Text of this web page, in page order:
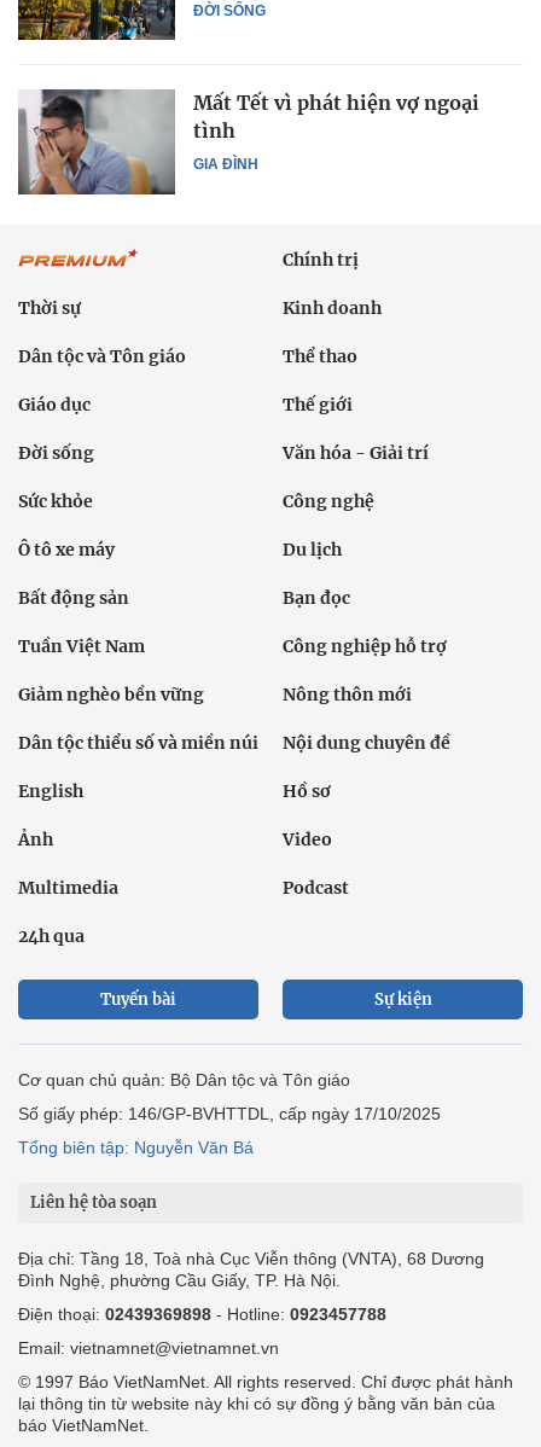
ĐỜI SỐNG
GIA ĐÌNH
Mất Tết vì phát hiện vợ ngoại
tình
Chính trị
Thời sự Kinh doanh
Dân tộc và Tôn giáo Thể thao
Giáo dục Thế giới
Đời sống Văn hóa - Giải trí
Sức khỏe Công nghệ
Ô tô xe máy Du lịch
Bất động sản Bạn đọc
Tuần Việt Nam Công nghiệp hỗ trợ
Giảm nghèo bền vững Nông thôn mới
Dân tộc thiểu số và miền núi Nội dung chuyên đề
English Hồ sơ
Ảnh Video
Multimedia Podcast
24h qua
Tuyến bài Sự kiện
Cơ quan chủ quản: Bộ Dân tộc và Tôn giáo
Số giấy phép: 146/GP-BVHTTDL, cấp ngày 17/10/2025
Tổng biên tập: Nguyễn Văn Bá
Liên hệ tòa soạn
Địa chỉ: Tầng 18, Toà nhà Cục Viễn thông (VNTA), 68 Dương
Đình Nghệ, phường Cầu Giấy, TP. Hà Nội.
Điện thoại: 02439369898 - Hotline: 0923457788
Email: vietnamnet@vietnamnet.vn
© 1997 Báo VietNamNet. All rights reserved. Chỉ được phát hành
lại thông tin từ website này khi có sự đồng ý bằng văn bản của
báo VietNamNet.